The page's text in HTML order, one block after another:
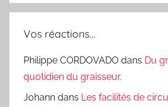
Vos réactions…
Philippe CORDOVADO dans Du
quotidien du graisseur.
Johann dans Les facilités de